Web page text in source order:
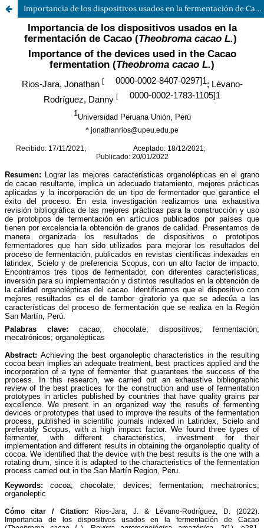
Importancia de los dispositivos usados en la fermentación de Cacao (Theobroma cacao L.)